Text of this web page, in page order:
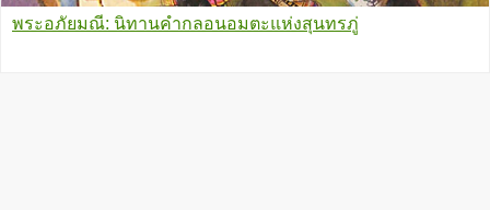
พระอภัยมณี: นิทานคำกลอนอมตะแห่งสุนทรภู่